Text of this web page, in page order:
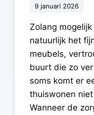
9 januari 2026
Zolang
natuurlijk het
meubels,
buurt die zo
soms komt er
thuiswonen
Wanneer de